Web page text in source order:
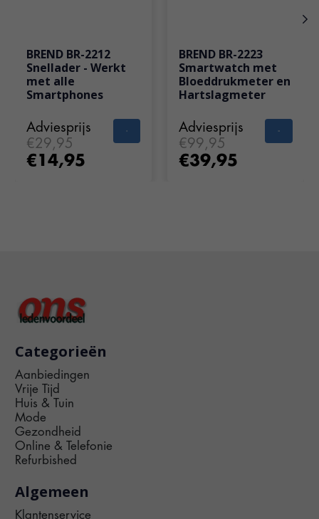
BREND BR-2212
Snellader - Werkt
met alle
Smartphones
Adviesprijs
€29,95
€14,95
BREND BR-2223
Smartwatch met
Bloeddrukmeter en
Hartslagmeter
Adviesprijs
€99,95
€39,95
Categorieën
Aanbiedingen
Vrije Tijd
Huis & Tuin
Mode
Gezondheid
Online & Telefonie
Refurbished
Algemeen
Klantenservice